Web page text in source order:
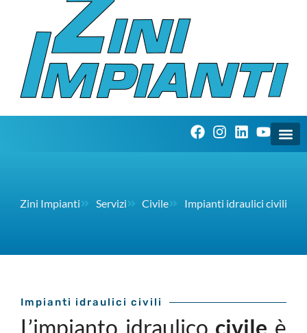
Zini Impianti Servizi Civile Impianti idraulici civili
Impianti idraulici civili
L’impianto idraulico civile è